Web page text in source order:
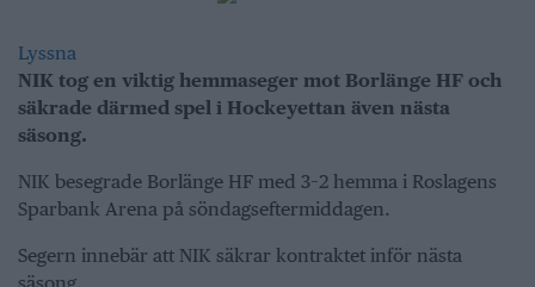
Lyssna
NIK tog en viktig hemmaseger mot Borlänge HF och
säkrade därmed spel i Hockeyettan även nästa
säsong.
NIK besegrade Borlänge HF med 3–2 hemma i Roslagens
Sparbank Arena på söndagseftermiddagen.
Segern innebär att NIK säkrar kontraktet inför nästa